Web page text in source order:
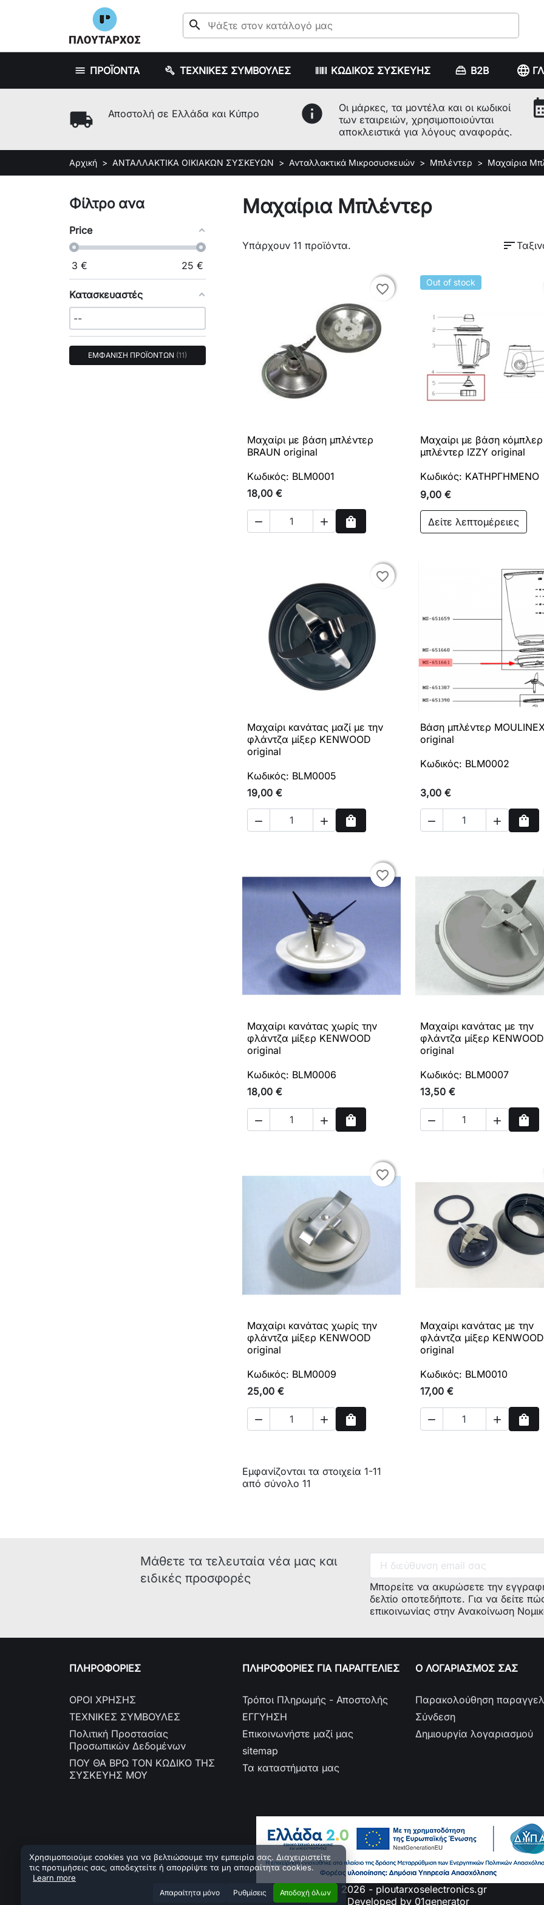
search
ΠΡΟΪΟΝΤΑ ΤΕΧΝΙΚΕΣ ΣΥΜΒΟΥΛΕΣ ΚΩΔΙΚΟΣ ΣΥΣΚΕΥΗΣ B2B language
local_shipping Αποστολή σε Ελλάδα και Κύπρο info
Οι μάρκες, τα μοντέλα και οι κωδικοί
των εταιρειών, χρησιμοποιούνται
αποκλειστικά για λόγους αναφοράς.
Αρχική ΑΝΤΑΛΛΑΚΤΙΚΑ ΟΙΚΙΑΚΩΝ ΣΥΣΚΕΥΩΝ Ανταλλακτικά Μικροσυσκευών Μπλέντερ Μαχαίρια
Φίλτρο ανα
Price
3 € 25 €
Κατασκευαστές
ΕΜΦΑΝΙΣΗ ΠΡΟΪΟΝΤΩΝ 11
Μαχαίρια Μπλέντερ
Υπάρχουν 11 προϊόντα. sort
favorite_border
favorite_border
 Γρήγορη προβολή
Μαχαίρι με βάση μπλέντερ
BRAUN original
Κωδικός: BLM0001
18,00 €
  shopping_bag
Αγορά
Out of stock
 Γρήγορη προβολή
Μαχαίρι με βάση κόμπλερ
μπλέντερ IZZY original
Κωδικός: ΚΑΤΗΡΓΗΜΕΝΟ
9,00 €
Δείτε λεπτομέρειες
favorite_border
favorite_border
 Γρήγορη προβολή
Μαχαίρι κανάτας μαζί με την
φλάντζα μίξερ KENWOOD
original
Κωδικός: BLM0005
19,00 €
  shopping_bag
Αγορά
 Γρήγορη προβολή
Βάση μπλέντερ MOULINEX
original
Κωδικός: BLM0002
3,00 €
  shopping_bag
favorite_border
favorite_border
 Γρήγορη προβολή
Μαχαίρι κανάτας χωρίς την
φλάντζα μίξερ KENWOOD
original
Κωδικός: BLM0006
18,00 €
  shopping_bag
Αγορά
 Γρήγορη προβολή
Μαχαίρι κανάτας με την
φλάντζα μίξερ KENWOOD
original
Κωδικός: BLM0007
13,50 €
  shopping_bag
favorite_border
favorite_border
 Γρήγορη προβολή
Μαχαίρι κανάτας χωρίς την
φλάντζα μίξερ KENWOOD
original
Κωδικός: BLM0009
25,00 €
  shopping_bag
Αγορά
 Γρήγορη προβολή
Μαχαίρι κανάτας με την
φλάντζα μίξερ KENWOOD
original
Κωδικός: BLM0010
17,00 €
  shopping_bag
Εμφανίζονται τα στοιχεία 1-11
από σύνολο 11
Μάθετε τα τελευταία νέα μας και
ειδικές προσφορές
Μπορείτε να ακυρώσετε την
δελτίο οποτεδήποτε. Για να δείτε
επικοινωνίας στην Ανακοίνωση
ΠΛΗΡΟΦΟΡΙΕΣ
ΟΡΟΙ ΧΡΗΣΗΣ
ΤΕΧΝΙΚΕΣ ΣΥΜΒΟΥΛΕΣ
Πολιτική Προστασίας
Προσωπικών Δεδομένων
ΠΟΥ ΘΑ ΒΡΩ ΤΟΝ ΚΩΔΙΚΟ ΤΗΣ
ΣΥΣΚΕΥΗΣ ΜΟΥ
ΠΛΗΡΟΦΟΡΙΕΣ ΓΙΑ ΠΑΡΑΓΓΕΛΙΕΣ
Τρόποι Πληρωμής - Αποστολής
ΕΓΓΥΗΣΗ
Επικοινωνήστε μαζί μας
sitemap
Τα καταστήματα μας
Ο ΛΟΓΑΡΙΑΣΜΟΣ ΣΑΣ
Παρακολούθηση
Σύνδεση
Δημιουργία λογαριασμού
Χρησιμοποιούμε cookies για να βελτιώσουμε την εμπειρία σας. Διαχειριστείτε
τις προτιμήσεις σας, αποδεχτείτε ή απορρίψτε τα μη απαραίτητα cookies.
Learn more
Aπαραίτητα μόνο Ρυθμίσεις Αποδοχή όλων© 2026 - ploutarxoselectronics.gr
Developed by 01generator